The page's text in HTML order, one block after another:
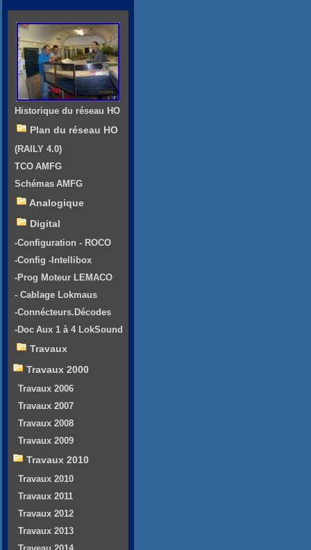
Historique du réseau HO
Plan du réseau HO
(RAILY 4.0)
TCO AMFG
Schémas AMFG
Analogique
Digital
-Configuration - ROCO
-Config -Intellibox
-Prog Moteur LEMACO
- Cablage Lokmaus
-Connécteurs.Décodes
-Doc Aux 1 à 4 LokSound
Travaux
Travaux 2000
Travaux 2006
Travaux 2007
Travaux 2008
Travaux 2009
Travaux 2010
Travaux 2010
Travaux 2011
Travaux 2012
Travaux 2013